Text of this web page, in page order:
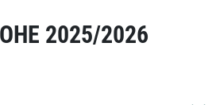
2025/2026